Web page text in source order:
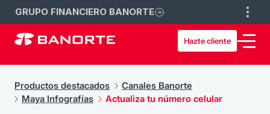
GRUPO FINANCIERO BANORTE
Hazte cliente
Productos destacados
Canales Banorte
Maya Infografías
Actualiza tu número celular